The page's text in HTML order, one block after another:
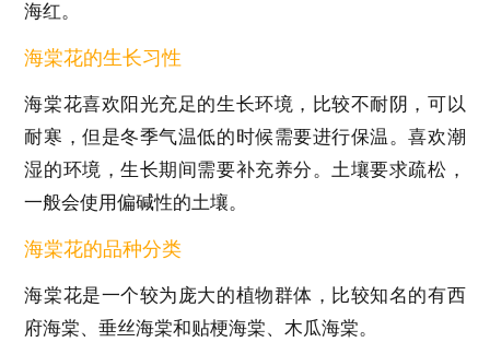
海红。
海棠花的生长习性
海棠花喜欢阳光充足的生长环境，比较不耐阴，可以
耐寒，但是冬季气温低的时候需要进行保温。喜欢潮
湿的环境，生长期间需要补充养分。土壤要求疏松，
一般会使用偏碱性的土壤。
海棠花的品种分类
海棠花是一个较为庞大的植物群体，比较知名的有西
府海棠、垂丝海棠和贴梗海棠、木瓜海棠。